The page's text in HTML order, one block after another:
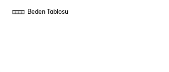
Beden Tablosu